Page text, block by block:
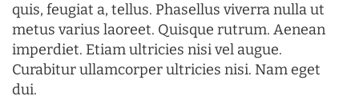
quis, feugiat a, tellus. Phasellus viverra nulla ut
metus varius laoreet. Quisque rutrum. Aenean
imperdiet. Etiam ultricies nisi vel augue.
Curabitur ullamcorper ultricies nisi. Nam eget
dui.